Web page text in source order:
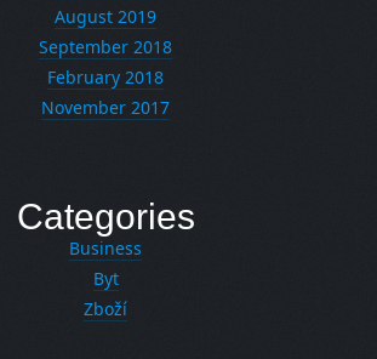
August 2019
September 2018
February 2018
November 2017
Categories
Business
Byt
Zboží